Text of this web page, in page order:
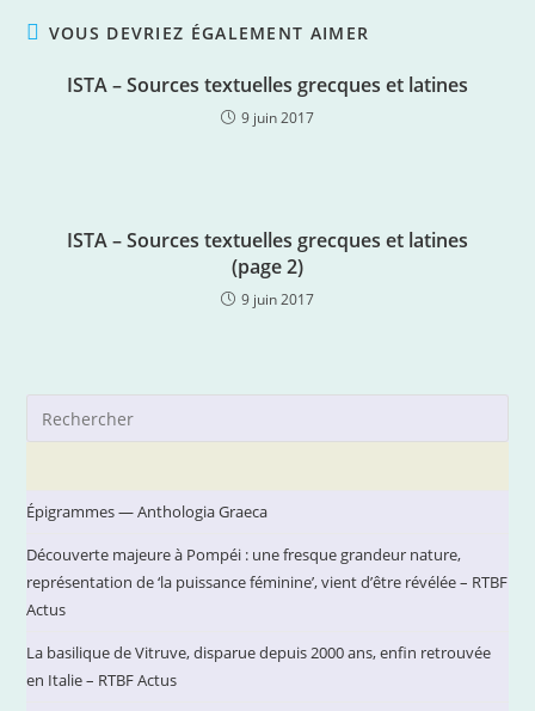
VOUS DEVRIEZ ÉGALEMENT AIMER
ISTA – Sources textuelles grecques et latines
9 juin 2017
ISTA – Sources textuelles grecques et latines
(page 2)
9 juin 2017
Épigrammes — Anthologia Graeca
Découverte majeure à Pompéi : une fresque grandeur nature,
représentation de ‘la puissance féminine’, vient d’être révélée – RTBF
Actus
La basilique de Vitruve, disparue depuis 2000 ans, enfin retrouvée
en Italie – RTBF Actus